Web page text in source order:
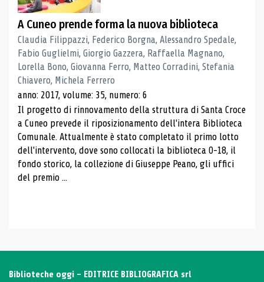
A Cuneo prende forma la nuova biblioteca
Claudia Filippazzi, Federico Borgna, Alessandro Spedale,
Fabio Guglielmi, Giorgio Gazzera, Raffaella Magnano,
Lorella Bono, Giovanna Ferro, Matteo Corradini, Stefania
Chiavero, Michela Ferrero
anno: 2017, volume: 35, numero: 6
Il progetto di rinnovamento della struttura di Santa Croce
a Cuneo prevede il riposizionamento dell'intera Biblioteca
Comunale. Attualmente è stato completato il primo lotto
dell'intervento, dove sono collocati la biblioteca 0-18, il
fondo storico, la collezione di Giuseppe Peano, gli uffici
del premio ...
Biblioteche oggi - EDITRICE BIBLIOGRAFICA srl